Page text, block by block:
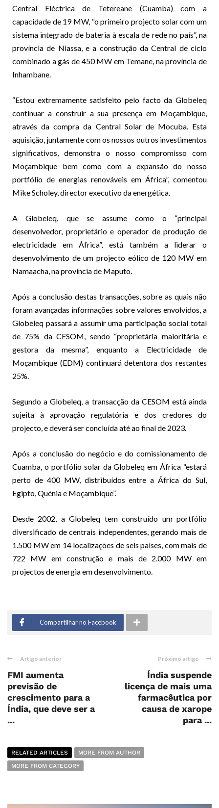
Central Eléctrica de Tetereane (Cuamba) com a
capacidade de 19 MW, “o primeiro projecto solar com um
sistema integrado de bateria à escala de rede no país”, na
província de Niassa, e a construção da Central de ciclo
combinado a gás de 450 MW em Temane, na província de
Inhambane.
“Estou extremamente satisfeito pelo facto da Globeleq
continuar a construir a sua presença em Moçambique,
através da compra da Central Solar de Mocuba. Esta
aquisição, juntamente com os nossos outros investimentos
significativos, demonstra o nosso compromisso com
Moçambique bem como com a expansão do nosso
portfólio de energias renováveis em África”, comentou
Mike Scholey, director executivo da energética.
A Globeleq, que se assume como o “principal
desenvolvedor, proprietário e operador de produção de
electricidade em África”, está também a liderar o
desenvolvimento de um projecto eólico de 120 MW em
Namaacha, na província de Maputo.
Após a conclusão destas transacções, sobre as quais não
foram avançadas informações sobre valores envolvidos, a
Globeleq passará a assumir uma participação social total
de 75% da CESOM, sendo “proprietária maioritária e
gestora da mesma”, enquanto a Electricidade de
Moçambique (EDM) continuará detentora dos restantes
25%.
Segundo a Globeleq, a transacção da CESOM está ainda
sujeita à aprovação regulatória e dos credores do
projecto, e deverá ser concluída até ao final de 2023.
Após a conclusão do negócio e do comissionamento de
Cuamba, o portfólio solar da Globeleq em África “estará
perto de 400 MW, distribuídos entre a África do Sul,
Egipto, Quénia e Moçambique”.
Desde 2002, a Globeleq tem construído um portfólio
diversificado de centrais independentes, gerando mais de
1.500 MW em 14 localizações de seis países, com mais de
722 MW em construção e mais de 2.000 MW em
projectos de energia em desenvolvimento.
Compartilhar no Facebook
Artigo anterior
FMI aumenta
previsão de
crescimento para a
Índia, que deve ser a
...
Próximo artigo
Índia suspende
licença de mais uma
farmacêutica por
causa de xarope
para ...
RELATED ARTICLES
MORE FROM AUTHOR
MORE FROM CATEGORY